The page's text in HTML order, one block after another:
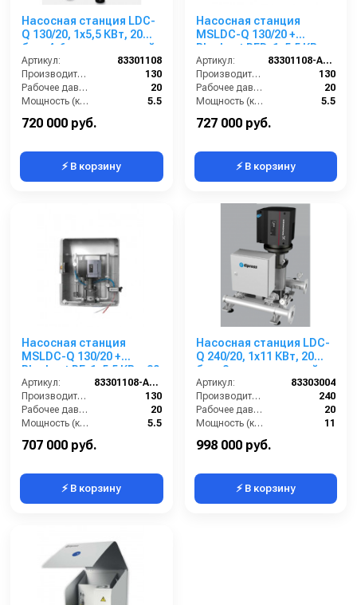
Насосная станция LDC-
Q 130/20, 1x5,5 КВт, 20
бар, 4-6 пользователей
Артикул:
83301108
Производительность (л/мин):
130
Рабочее давление (бар):
20
Мощность (кВт):
5.5
720 000 руб.
⚡ В корзину
Насосная станция
MSLDC-Q 130/20 +
Blocksat RFD, 1x5,5 КВт,
20 бар, 4 пользователя
Артикул:
83301108-A-RFD
Производительность (л/мин):
130
Рабочее давление (бар):
20
Мощность (кВт):
5.5
727 000 руб.
⚡ В корзину
Насосная станция
MSLDC-Q 130/20 +
Blocksat RF, 1x5,5 КВт, 20
бар, 4 пользователя
Артикул:
83301108-A-RF
Производительность (л/мин):
130
Рабочее давление (бар):
20
Мощность (кВт):
5.5
707 000 руб.
⚡ В корзину
Насосная станция LDC-
Q 240/20, 1x11 КВт, 20
бар, 8 пользователей
Артикул:
83303004
Производительность (л/мин):
240
Рабочее давление (бар):
20
Мощность (кВт):
11
998 000 руб.
⚡ В корзину